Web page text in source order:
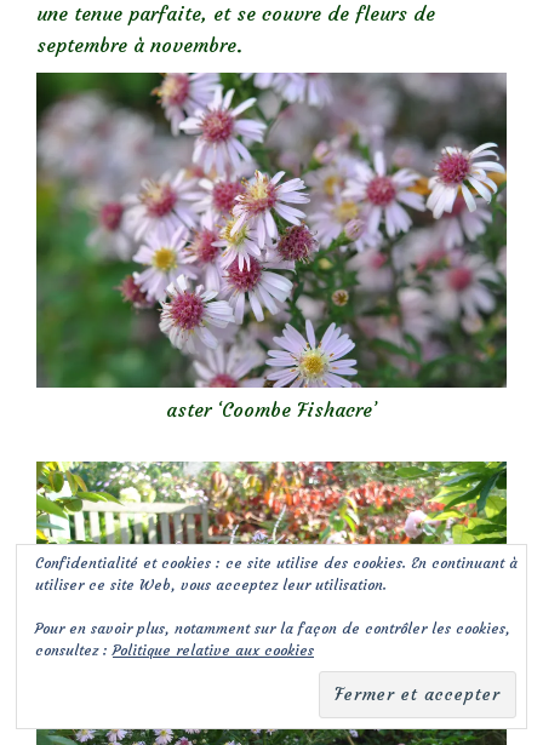
une tenue parfaite, et se couvre de fleurs de
septembre à novembre.
aster ‘Coombe Fishacre’
Confidentialité et cookies : ce site utilise des cookies. En continuant à
utiliser ce site Web, vous acceptez leur utilisation.
Pour en savoir plus, notamment sur la façon de contrôler les cookies,
consultez :Politique relative aux cookies